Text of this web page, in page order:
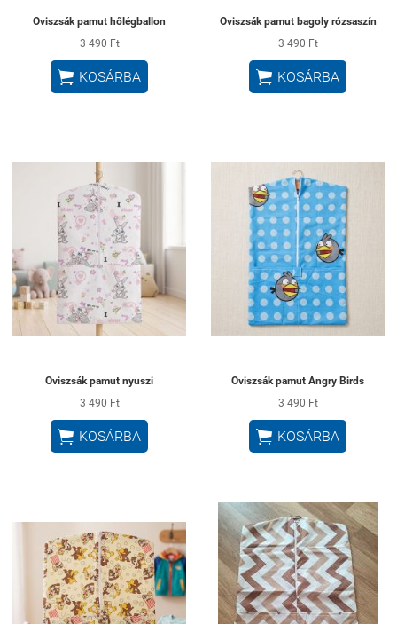
Oviszsák pamut hőlégballon
3 490 Ft
 KOSÁRBA
Oviszsák pamut bagoly rózsaszín
3 490 Ft
 KOSÁRBA
Oviszsák pamut nyuszi
3 490 Ft
 KOSÁRBA
Oviszsák pamut Angry Birds
3 490 Ft
 KOSÁRBA